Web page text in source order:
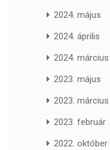
2024. május
2024. április
2024. március
2023. május
2023. március
2023. február
2022. október